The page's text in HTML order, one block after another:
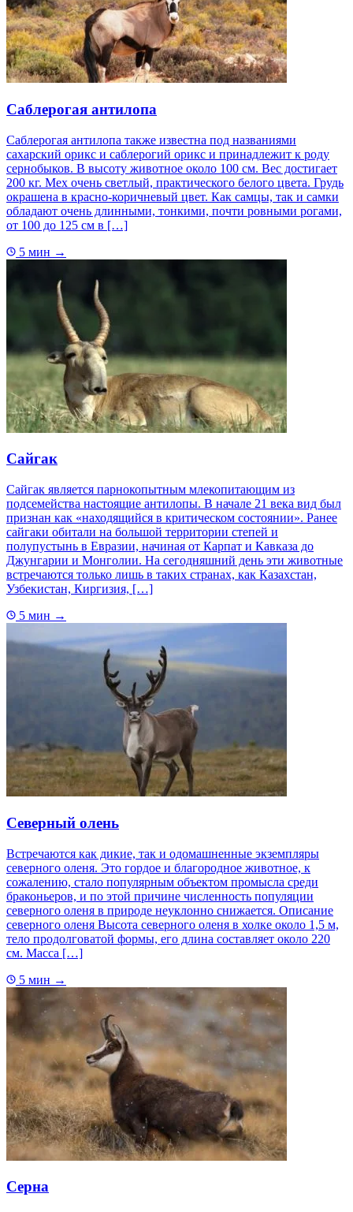
Саблерогая антилопа
Саблерогая антилопа также известна под названиями
сахарский орикс и саблерогий орикс и принадлежит к роду
сернобыков. В высоту животное около 100 см. Вес достигает
200 кг. Мех очень светлый, практического белого цвета. Грудь
окрашена в красно-коричневый цвет. Как самцы, так и самки
обладают очень длинными, тонкими, почти ровными рогами,
от 100 до 125 см в […]
5 мин →
Сайгак
Сайгак является парнокопытным млекопитающим из
подсемейства настоящие антилопы. В начале 21 века вид был
признан как «находящийся в критическом состоянии». Ранее
сайгаки обитали на большой территории степей и
полупустынь в Евразии, начиная от Карпат и Кавказа до
Джунгарии и Монголии. На сегодняшний день эти животные
встречаются только лишь в таких странах, как Казахстан,
Узбекистан, Киргизия, […]
5 мин →
Северный олень
Встречаются как дикие, так и одомашненные экземпляры
северного оленя. Это гордое и благородное животное, к
сожалению, стало популярным объектом промысла среди
браконьеров, и по этой причине численность популяции
северного оленя в природе неуклонно снижается. Описание
северного оленя Высота северного оленя в холке около 1,5 м,
тело продолговатой формы, его длина составляет около 220
см. Масса […]
5 мин →
Серна